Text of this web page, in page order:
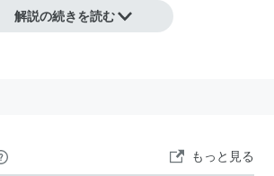
）にも処方される。
われたプロザックに似た化学式を持
解説の続きを読む
もっと見る